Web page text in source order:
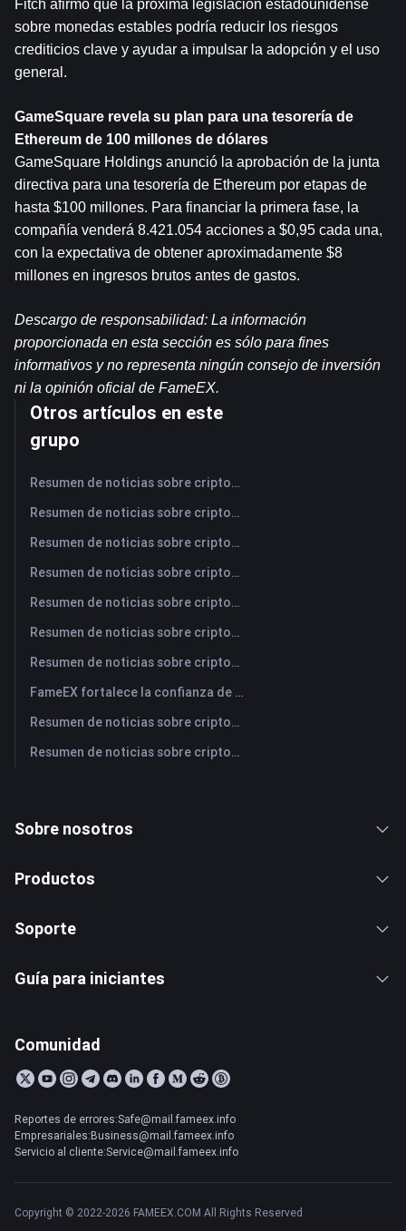
Fitch afirmó que la próxima legislación estadounidense
sobre monedas estables podría reducir los riesgos
crediticios clave y ayudar a impulsar la adopción y el uso
general.
GameSquare revela su plan para una tesorería de
Ethereum de 100 millones de dólares
GameSquare Holdings anunció la aprobación de la junta
directiva para una tesorería de Ethereum por etapas de
hasta $100 millones. Para financiar la primera fase, la
compañía venderá 8.421.054 acciones a $0,95 cada una,
con la expectativa de obtener aproximadamente $8
millones en ingresos brutos antes de gastos.
Descargo de responsabilidad: La información
proporcionada en esta sección es sólo para fines
informativos y no representa ningún consejo de inversión
ni la opinión oficial de FameEX.
Otros artículos en este
grupo
Resumen de noticias sobre criptomonedas de FameEX de hoy | 6 de agosto de 2026
Resumen de noticias sobre criptomonedas de FameEX de hoy | 5 de agosto de 2026
Resumen de noticias sobre criptomonedas de FameEX de hoy | 4 de agosto de 2026
Resumen de noticias sobre criptomonedas de FameEX de hoy | 3 de agosto de 2026
Resumen de noticias sobre criptomonedas de FameEX de hoy | 31 de julio de 2026
Resumen de noticias sobre criptomonedas de FameEX de hoy | 30 de julio de 2026
Resumen de noticias sobre criptomonedas de FameEX de hoy | 29 de julio de 2026
FameEX fortalece la confianza de los usuarios a través de ocho años de operaciones estables y crecimiento global
Resumen de noticias sobre criptomonedas de FameEX de hoy | 28 de julio de 2026
Resumen de noticias sobre criptomonedas de FameEX de hoy | 27 de julio de 2026
Sobre nosotros
Productos
Soporte
Guía para iniciantes
Comunidad
Reportes de errores:Safe@mail.fameex.info
Empresariales:Business@mail.fameex.info
Servicio al cliente:Service@mail.fameex.info
Copyright © 2022-2026 FAMEEX.COM All Rights Reserved